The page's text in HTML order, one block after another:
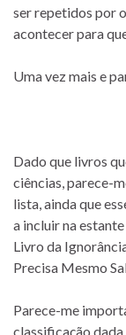
ser repetidos por
acontecer para
Uma vez mais e
Dado que livros
ciências, parece-
lista, ainda que
a incluir na
Livro da
Precisa Mesmo
Parece-me
classificação dada